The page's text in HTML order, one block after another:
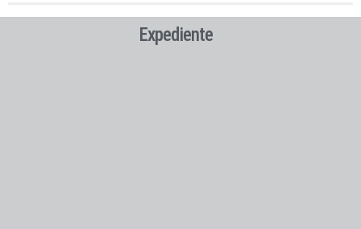
Expediente